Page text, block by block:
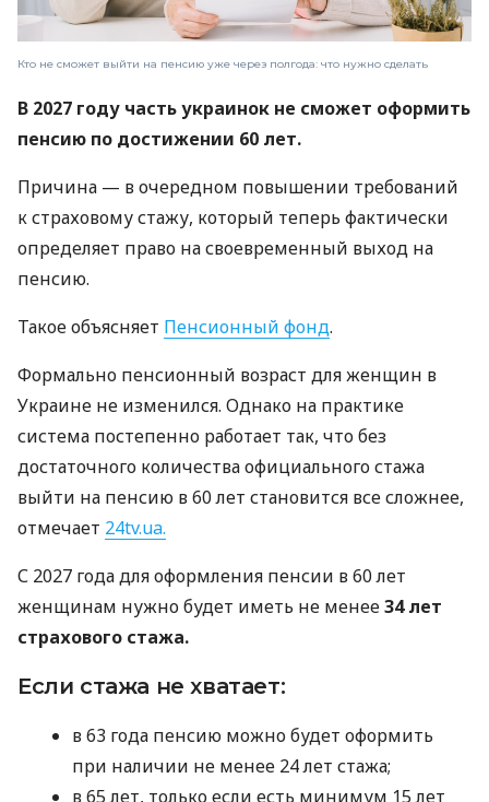
Кто не сможет выйти на пенсию уже через полгода: что нужно сделать
В 2027 году часть украинок не сможет оформить
пенсию по достижении 60 лет.
Причина — в очередном повышении требований
к страховому стажу, который теперь фактически
определяет право на своевременный выход на
пенсию.
Такое объясняет Пенсионный фонд.
Формально пенсионный возраст для женщин в
Украине не изменился. Однако на практике
система постепенно работает так, что без
достаточного количества официального стажа
выйти на пенсию в 60 лет становится все сложнее,
отмечает 24tv.ua.
С 2027 года для оформления пенсии в 60 лет
женщинам нужно будет иметь не менее34 лет
страхового стажа.
Если стажа не хватает:
в 63 года пенсию можно будет оформить
при наличии не менее 24 лет стажа;
в 65 лет, только если есть минимум 15 лет